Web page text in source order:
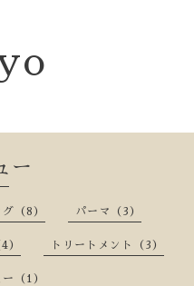
ー
（8） パーマ（3）
） トリートメント（3）
（1）